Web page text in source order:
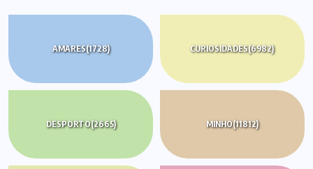
AMARES(1728) CURIOSIDADES(6982)
DESPORTO(2665) MINHO(11812)